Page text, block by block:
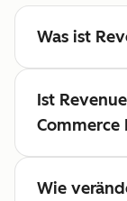
Was ist
Ist
Commerce
Wie